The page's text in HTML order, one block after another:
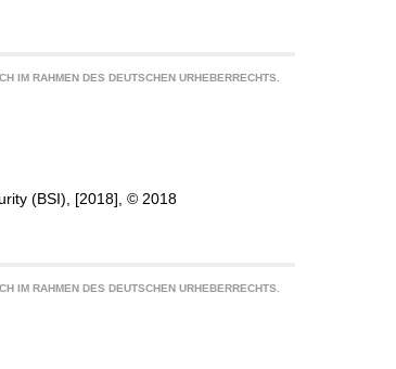
IM RAHMEN DES DEUTSCHEN URHEBERRECHTS.
(BSI), [2018], © 2018
IM RAHMEN DES DEUTSCHEN URHEBERRECHTS.